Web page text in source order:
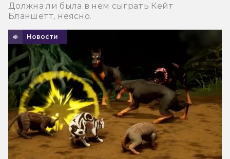
Должна ли была в нем сыграть Кейт
Бланшетт, неясно.
Новости